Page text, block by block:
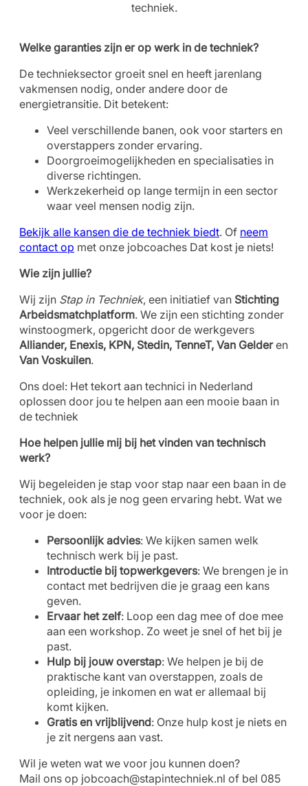
techniek.
Welke garanties zijn er op werk in de techniek?
De technieksector groeit snel en heeft jarenlang
vakmensen nodig, onder andere door de
energietransitie. Dit betekent:
Veel verschillende banen, ook voor starters en
overstappers zonder ervaring.
Doorgroeimogelijkheden en specialisaties in
diverse richtingen.
Werkzekerheid op lange termijn in een sector
waar veel mensen nodig zijn.
Bekijk alle kansen die de techniek biedt. Of neem
contact op met onze jobcoaches Dat kost je niets!
Wie zijn jullie?
Wij zijn Stap in Techniek, een initiatief van Stichting
Arbeidsmatchplatform. We zijn een stichting zonder
winstoogmerk, opgericht door de werkgevers
Alliander, Enexis, KPN, Stedin, TenneT, Van Gelderen
Van Voskuilen.
Ons doel: Het tekort aan technici in Nederland
oplossen door jou te helpen aan een mooie baan in
de techniek
Hoe helpen jullie mij bij het vinden van technisch
werk?
Wij begeleiden je stap voor stap naar een baan in de
techniek, ook als je nog geen ervaring hebt. Wat we
voor je doen:
Persoonlijk advies: We kijken samen welk
technisch werk bij je past.
Introductie bij topwerkgevers: We brengen je in
contact met bedrijven die je graag een kans
geven.
Ervaar het zelf: Loop een dag mee of doe mee
aan een workshop. Zo weet je snel of het bij je
past.
Hulp bij jouw overstap: We helpen je bij de
praktische kant van overstappen, zoals de
opleiding, je inkomen en wat er allemaal bij
komt kijken.
Gratis en vrijblijvend: Onze hulp kost je niets en
je zit nergens aan vast.
Wil je weten wat we voor jou kunnen doen?
Mail ons op jobcoach@stapintechniek.nl of bel 085